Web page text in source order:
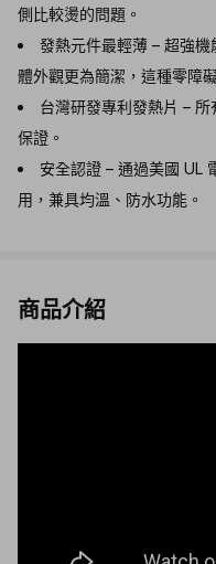
側比較燙的問題。
發熱元件最輕薄 – 超強
體外觀更為簡潔，這種零障
台灣研發專利發熱片 –
保證。
安全認證 – 通過美國 UL
用，兼具均溫、防水功能。
商品介紹